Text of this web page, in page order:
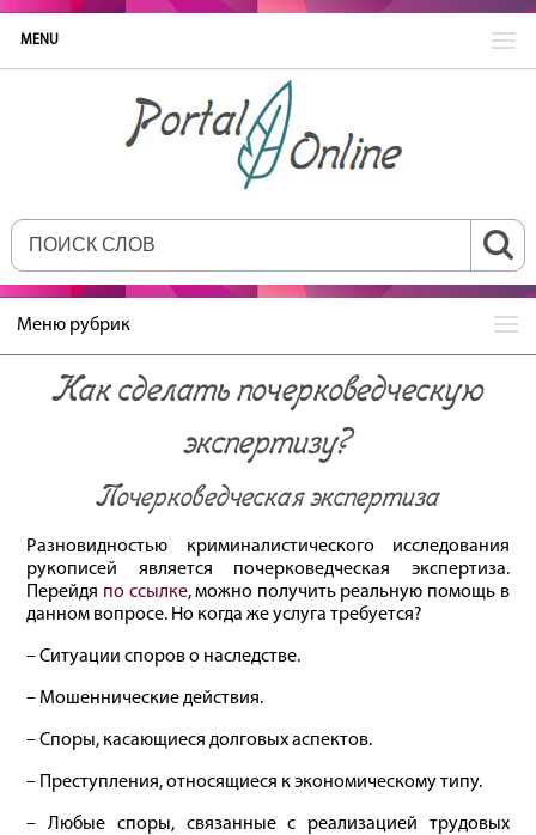
MENU
Меню рубрик
Как сделать почерковедческую
экспертизу?
Почерковедческая экспертиза
Разновидностью криминалистического исследования
рукописей является почерковедческая экспертиза.
Перейдя по ссылке, можно получить реальную помощь в
данном вопросе. Но когда же услуга требуется?
– Ситуации споров о наследстве.
– Мошеннические действия.
– Споры, касающиеся долговых аспектов.
– Преступления, относящиеся к экономическому типу.
– Любые споры, связанные с реализацией трудовых